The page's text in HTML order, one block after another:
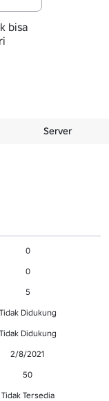
bisa
Server
0
0
5
Tidak Didukung
Tidak Didukung
2/8/2021
50
Tidak Tersedia